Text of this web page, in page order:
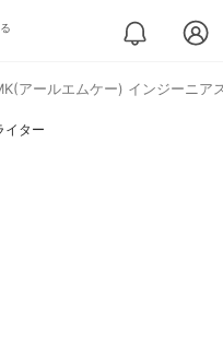
アールエムケー) インジーニア
イター